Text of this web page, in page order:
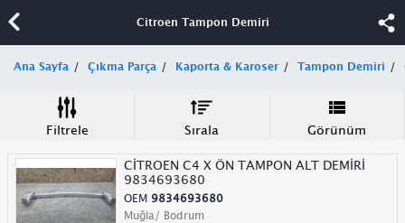
Citroen Tampon Demiri
Ana Sayfa Çıkma Parça Kaporta & Karoser Tampon Demiri
Filtrele Sırala Görünüm
CİTROEN C4 X ÖN TAMPON ALT DEMİRİ
9834693680
OEM 9834693680
Muğla/ Bodrum